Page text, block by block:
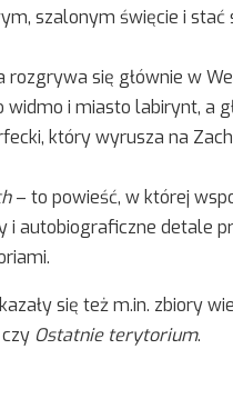
szalonym święcie i
się głównie w
i miasto labirynt, a
który wyrusza na
– to powieść, w której
autobiograficzne detale
się też m.in. zbiory
Ostatnie terytorium.